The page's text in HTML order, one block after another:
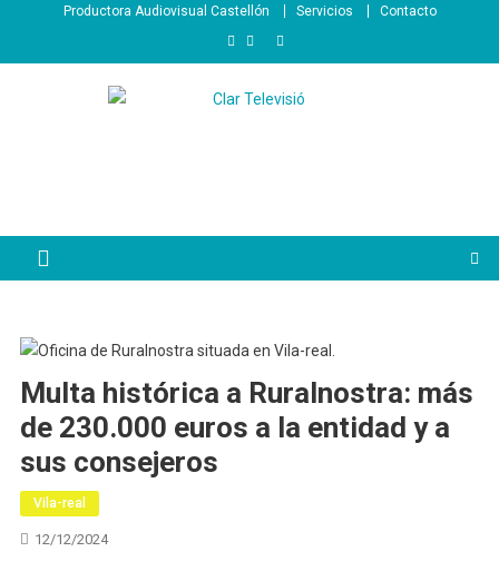
contenido
Productora Audiovisual Castellón Servicios Contacto
Multa histórica a Ruralnostra: más
de 230.000 euros a la entidad y a
sus consejeros
Vila-real
12/12/2024